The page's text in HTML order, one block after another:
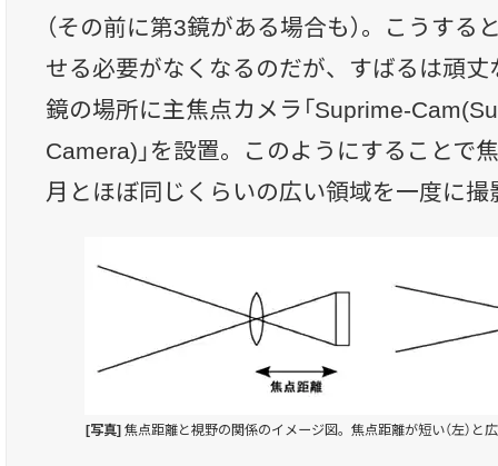
（その前に第3鏡がある場合も）。こうす
せる必要がなくなるのだが、すばるは頑丈
鏡の場所に主焦点カメラ「Suprime-
Camera)」を設置。このようにすることで
月とほぼ同じくらいの広い領域を一度に
[写真] 焦点距離と視野の関係のイメージ図。焦点距離が短い（左）と